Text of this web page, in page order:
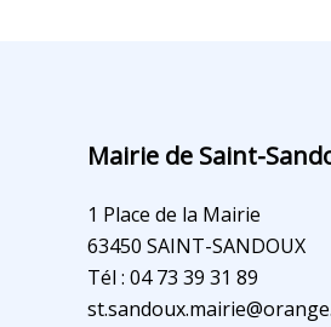
Mairie de Saint-
1 Place de la Mairie
63450 SAINT-SANDOUX
Tél : 04 73 39 31 89